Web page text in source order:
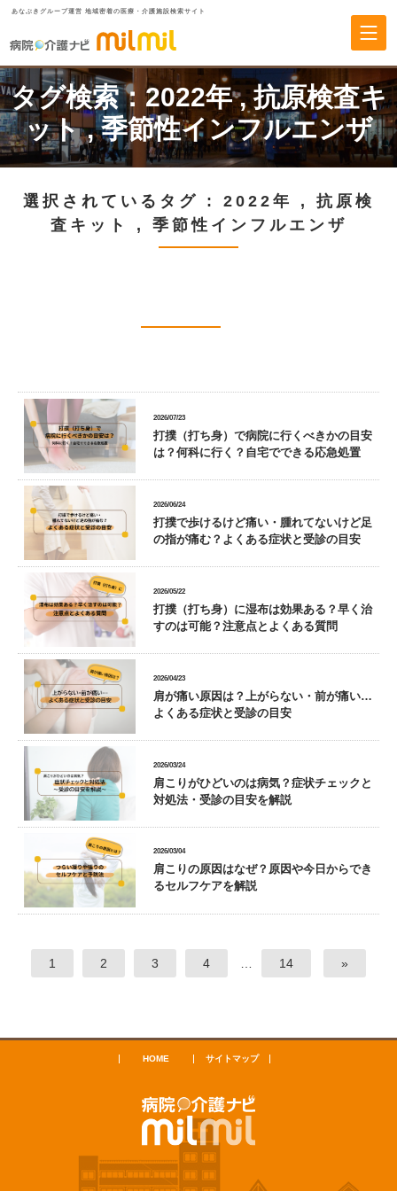
あなぶきグループ運営 地域密着の医療・介護施設検索サイト
タグ検索： 2022年,抗原検査キ
ット,季節性インフルエンザ
選択されているタグ : 2022年 , 抗原検
査キット
, 季節性インフルエンザ
2026/07/23
打撲（打ち身）で病院に行くべきかの目安
は？何科に行く？自宅でできる応急処置
2026/06/24
打撲で歩けるけど痛い・腫れてないけど足
の指が痛む？よくある症状と受診の目安
2026/05/22
打撲（打ち身）に湿布は効果ある？早く治
すのは可能？注意点とよくある質問
2026/04/23
肩が痛い原因は？上がらない・前が痛い…
よくある症状と受診の目安
2026/03/24
肩こりがひどいのは病気？症状チェックと
対処法・受診の目安を解説
2026/03/04
肩こりの原因はなぜ？原因や今日からでき
るセルフケアを解説
1 2 3 4 14 »
HOME サイトマップ